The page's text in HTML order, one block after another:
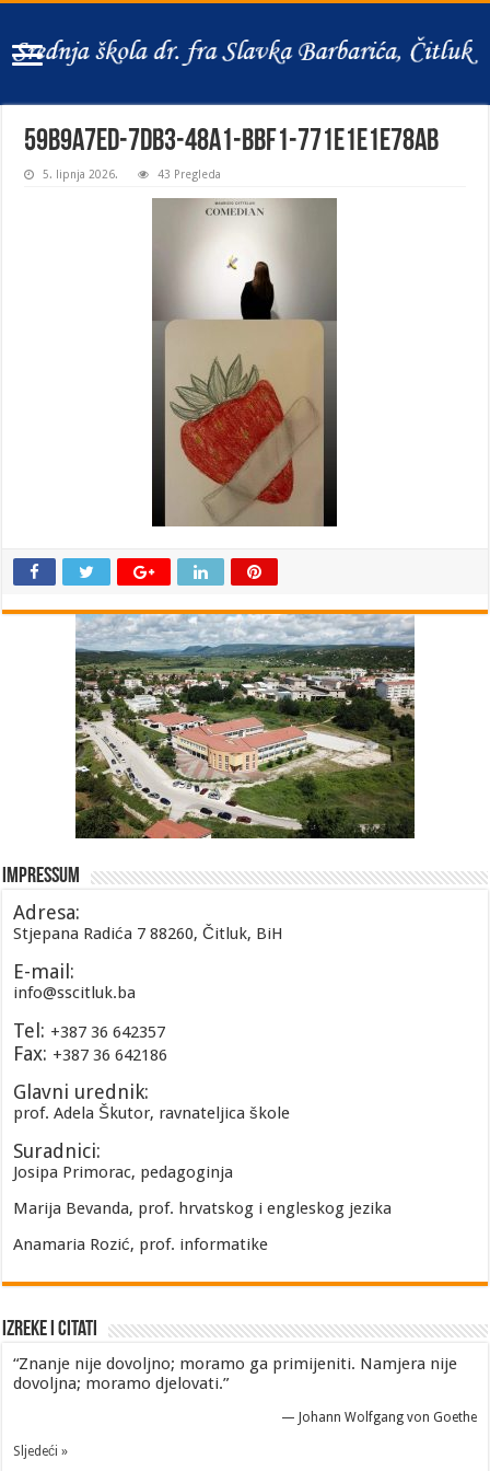
59b9a7ed-7db3-48a1-bbf1-771e1e1e78ab
5. lipnja 2026. 43 Pregleda
Impressum
Adresa:
Stjepana Radića 7 88260, Čitluk, BiH
E-mail:
info@sscitluk.ba
Tel: +387 36 642357
Fax: +387 36 642186
Glavni urednik:
prof. Adela Škutor, ravnateljica škole
Suradnici:
Josipa Primorac, pedagoginja
Marija Bevanda, prof. hrvatskog i engleskog jezika
Anamaria Rozić, prof. informatike
Izreke i Citati
“Znanje nije dovoljno; moramo ga primijeniti. Namjera nije
dovoljna; moramo djelovati.”
— Johann Wolfgang von Goethe
Sljedeći »